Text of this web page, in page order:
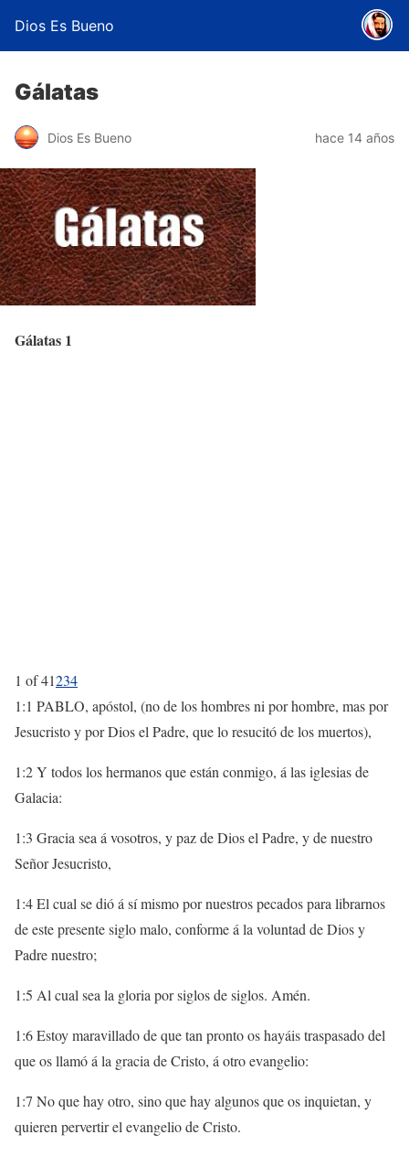
Dios Es Bueno
Gálatas
Dios Es Bueno hace 14 años
Gálatas 1
1 of 41234
1:1 PABLO, apóstol, (no de los hombres ni por hombre, mas por
Jesucristo y por Dios el Padre, que lo resucitó de los muertos),
1:2 Y todos los hermanos que están conmigo, á las iglesias de
Galacia:
1:3 Gracia sea á vosotros, y paz de Dios el Padre, y de nuestro
Señor Jesucristo,
1:4 El cual se dió á sí mismo por nuestros pecados para librarnos
de este presente siglo malo, conforme á la voluntad de Dios y
Padre nuestro;
1:5 Al cual sea la gloria por siglos de siglos. Amén.
1:6 Estoy maravillado de que tan pronto os hayáis traspasado del
que os llamó á la gracia de Cristo, á otro evangelio:
1:7 No que hay otro, sino que hay algunos que os inquietan, y
quieren pervertir el evangelio de Cristo.